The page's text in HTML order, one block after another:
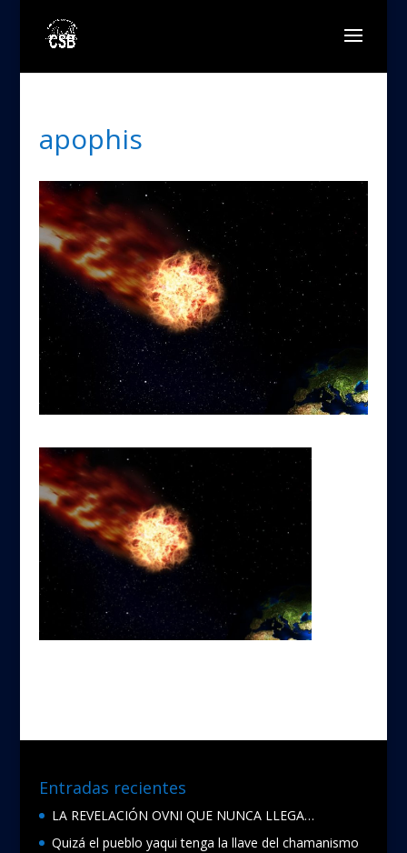
apophis
Entradas recientes
LA REVELACIÓN OVNI QUE NUNCA LLEGA…
Quizá el pueblo yaqui tenga la llave del chamanismo